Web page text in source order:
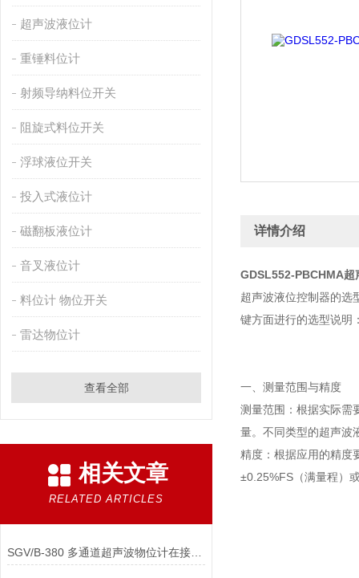
超声波液位计
重锤料位计
射频导纳料位开关
阻旋式料位开关
浮球液位开关
投入式液位计
磁翻板液位计
音叉液位计
料位计 物位开关
雷达物位计
查看全部
相关文章
RELATED ARTICLES
SGV/B-380 多通道超声波物位计在接线时如何进行地址分配与防冲突设置？
详情介绍
GDSL552-PBCHMA超
超声波液位控制器的选
键方面进行的选型说明
一、测量范围与精度
测量范围：根据实际需
量。不同类型的超声波
精度：根据应用的精度
±0.25%FS（满量程）